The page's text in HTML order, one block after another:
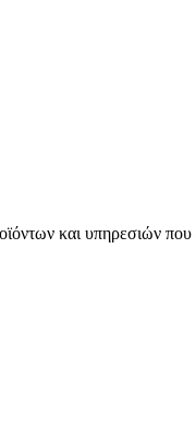
και υπηρεσιών